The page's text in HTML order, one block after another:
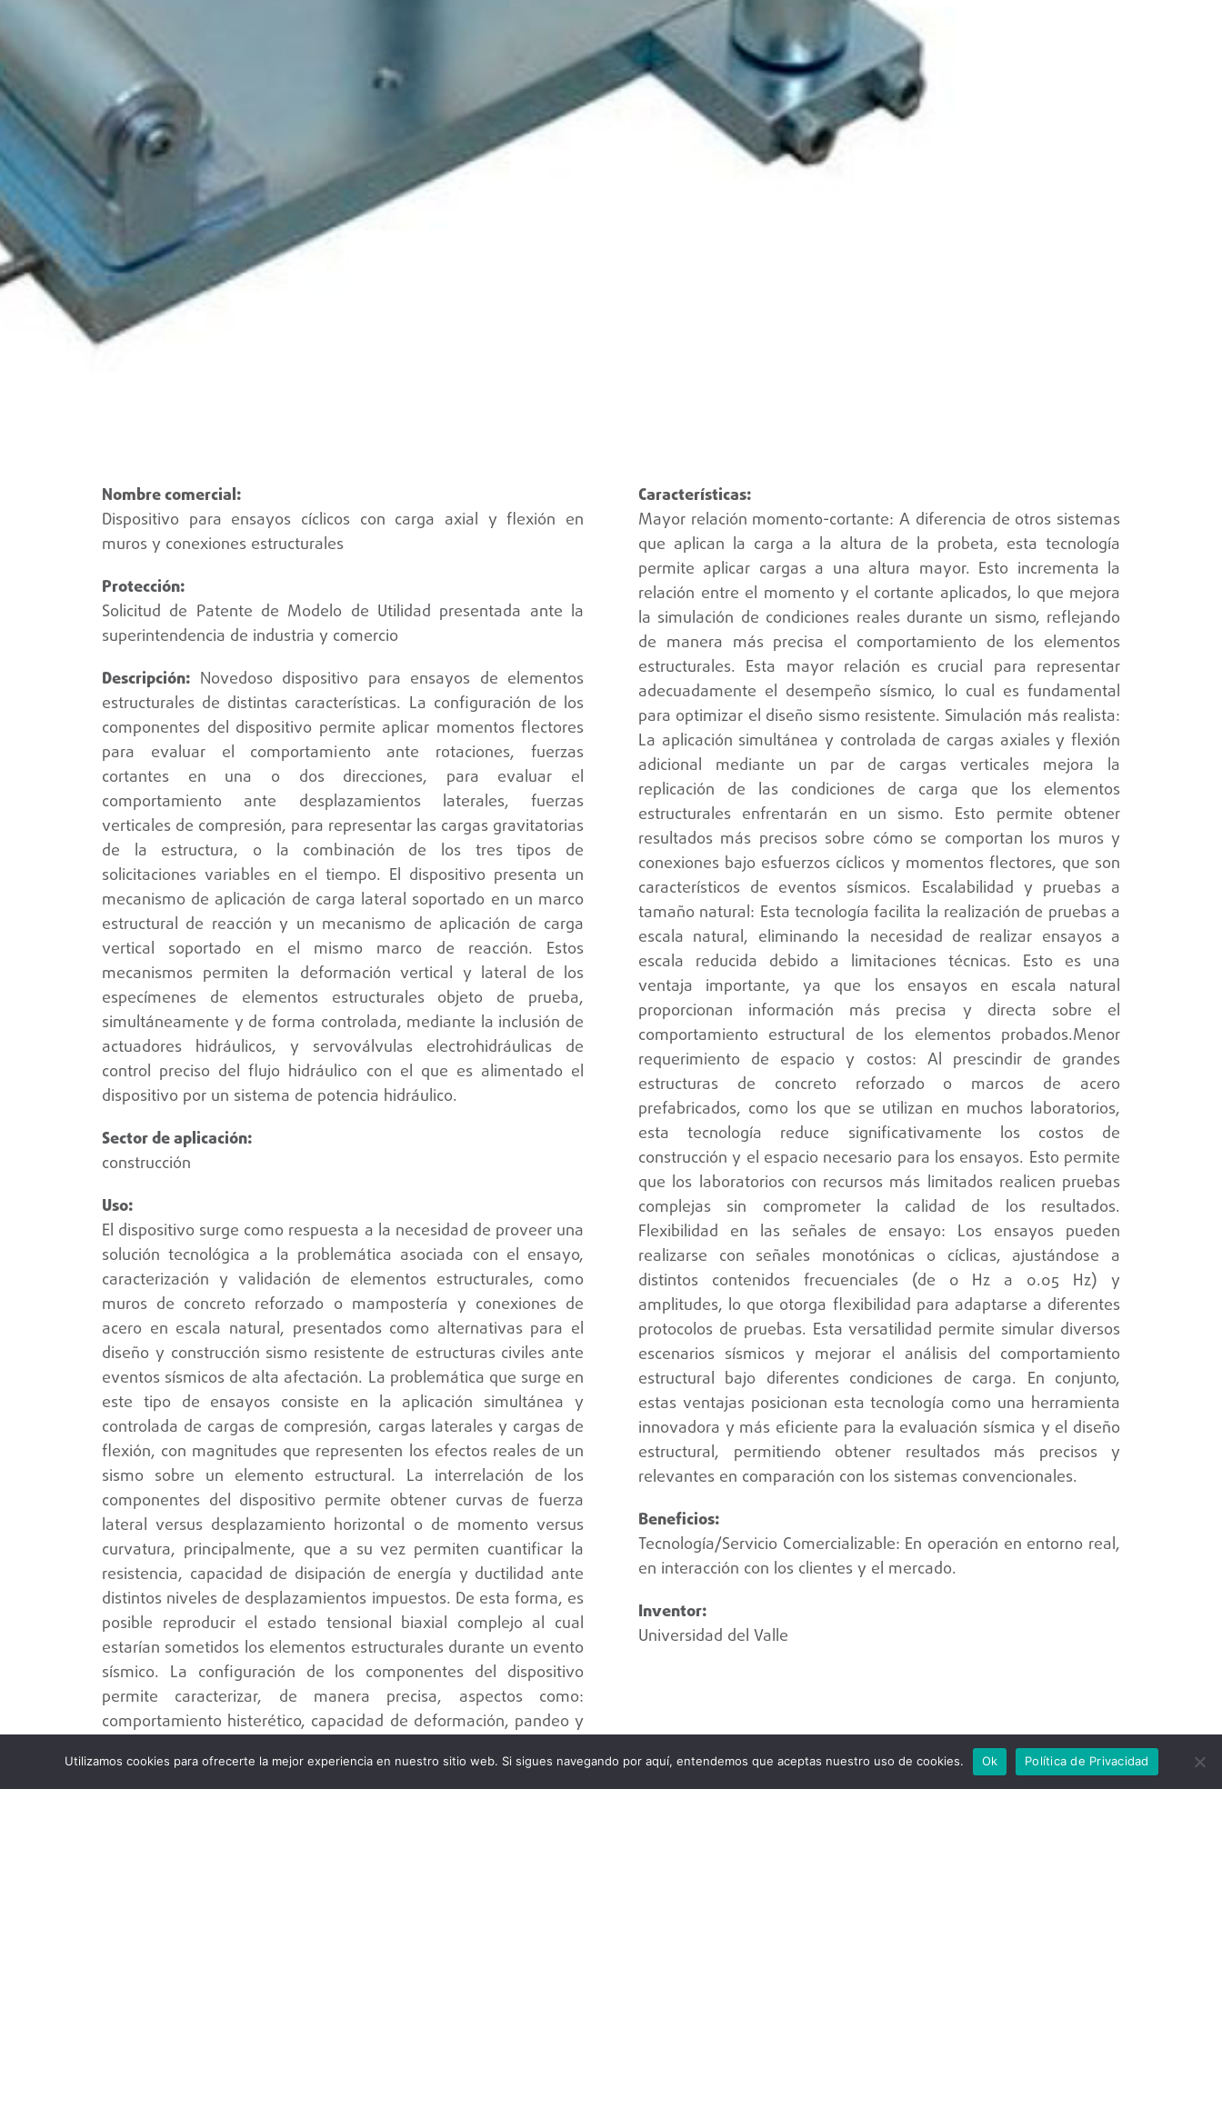
Dispositivo para ensayos cíclicos con carga axial y flexión en
muros y conexiones estructurales
Solicitud de Patente de Modelo de Utilidad presentada ante la
superintendencia de industria y comercio
Novedoso dispositivo para ensayos de elementos
estructurales de distintas características. La configuración de los
componentes del dispositivo permite aplicar momentos flectores
para evaluar el comportamiento ante rotaciones, fuerzas
cortantes en una o dos direcciones, para evaluar el
comportamiento ante desplazamientos laterales, fuerzas
verticales de compresión, para representar las cargas gravitatorias
de la estructura, o la combinación de los tres tipos de
solicitaciones variables en el tiempo. El dispositivo presenta un
mecanismo de aplicación de carga lateral soportado en un marco
estructural de reacción y un mecanismo de aplicación de carga
vertical soportado en el mismo marco de reacción. Estos
mecanismos permiten la deformación vertical y lateral de los
especímenes de elementos estructurales objeto de prueba,
simultáneamente y de forma controlada, mediante la inclusión de
actuadores hidráulicos, y servoválvulas electrohidráulicas de
control preciso del flujo hidráulico con el que es alimentado el
dispositivo por un sistema de potencia hidráulico.
construcción
El dispositivo surge como respuesta a la necesidad de proveer una
solución tecnológica a la problemática asociada con el ensayo,
caracterización y validación de elementos estructurales, como
muros de concreto reforzado o mampostería y conexiones de
acero en escala natural, presentados como alternativas para el
diseño y construcción sismo resistente de estructuras civiles ante
eventos sísmicos de alta afectación. La problemática que surge en
este tipo de ensayos consiste en la aplicación simultánea y
controlada de cargas de compresión, cargas laterales y cargas de
flexión, con magnitudes que representen los efectos reales de un
sismo sobre un elemento estructural. La interrelación de los
componentes del dispositivo permite obtener curvas de fuerza
lateral versus desplazamiento horizontal o de momento versus
curvatura, principalmente, que a su vez permiten cuantificar la
resistencia, capacidad de disipación de energía y ductilidad ante
distintos niveles de desplazamientos impuestos. De esta forma, es
posible reproducir el estado tensional biaxial complejo al cual
estarían sometidos los elementos estructurales durante un evento
sísmico. La configuración de los componentes del dispositivo
permite caracterizar, de manera precisa, aspectos como:
comportamiento histerético, capacidad de deformación, pandeo y
mecánico con diferentes niveles de carga y desplazamiento
implementados gracias a la configuración de elementos
Mayor relación momento-cortante: A diferencia de otros sistemas
que aplican la carga a la altura de la probeta, esta tecnología
permite aplicar cargas a una altura mayor. Esto incrementa la
relación entre el momento y el cortante aplicados, lo que mejora
la simulación de condiciones reales durante un sismo, reflejando
de manera más precisa el comportamiento de los elementos
estructurales. Esta mayor relación es crucial para representar
adecuadamente el desempeño sísmico, lo cual es fundamental
para optimizar el diseño sismo resistente. Simulación más realista:
La aplicación simultánea y controlada de cargas axiales y flexión
adicional mediante un par de cargas verticales mejora la
replicación de las condiciones de carga que los elementos
estructurales enfrentarán en un sismo. Esto permite obtener
resultados más precisos sobre cómo se comportan los muros y
conexiones bajo esfuerzos cíclicos y momentos flectores, que son
característicos de eventos sísmicos. Escalabilidad y pruebas a
tamaño natural: Esta tecnología facilita la realización de pruebas a
escala natural, eliminando la necesidad de realizar ensayos a
escala reducida debido a limitaciones técnicas. Esto es una
ventaja importante, ya que los ensayos en escala natural
proporcionan información más precisa y directa sobre el
comportamiento estructural de los elementos probados.Menor
requerimiento de espacio y costos: Al prescindir de grandes
estructuras de concreto reforzado o marcos de acero
prefabricados, como los que se utilizan en muchos laboratorios,
esta tecnología reduce significativamente los costos de
construcción y el espacio necesario para los ensayos. Esto permite
que los laboratorios con recursos más limitados realicen pruebas
complejas sin comprometer la calidad de los resultados.
Flexibilidad en las señales de ensayo: Los ensayos pueden
realizarse con señales monotónicas o cíclicas, ajustándose a
distintos contenidos frecuenciales (de 0 Hz a 0.05 Hz) y
amplitudes, lo que otorga flexibilidad para adaptarse a diferentes
protocolos de pruebas. Esta versatilidad permite simular diversos
escenarios sísmicos y mejorar el análisis del comportamiento
estructural bajo diferentes condiciones de carga. En conjunto,
estas ventajas posicionan esta tecnología como una herramienta
innovadora y más eficiente para la evaluación sísmica y el diseño
estructural, permitiendo obtener resultados más precisos y
relevantes en comparación con los sistemas convencionales.
Tecnología/Servicio Comercializable: En operación en entorno real,
en interacción con los clientes y el mercado.
Universidad del Valle
Utilizamos cookies para ofrecerte la mejor experiencia en nuestro sitio web. Si sigues navegando por aquí, entendemos que aceptas nuestro uso de cookies. Ok Política de Privacidad